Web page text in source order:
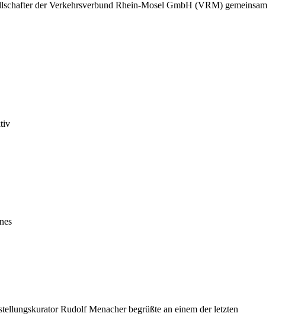
der Verkehrsverbund Rhein-Mosel GmbH (VRM) gemeinsam
Rudolf Menacher begrüßte an einem der letzten